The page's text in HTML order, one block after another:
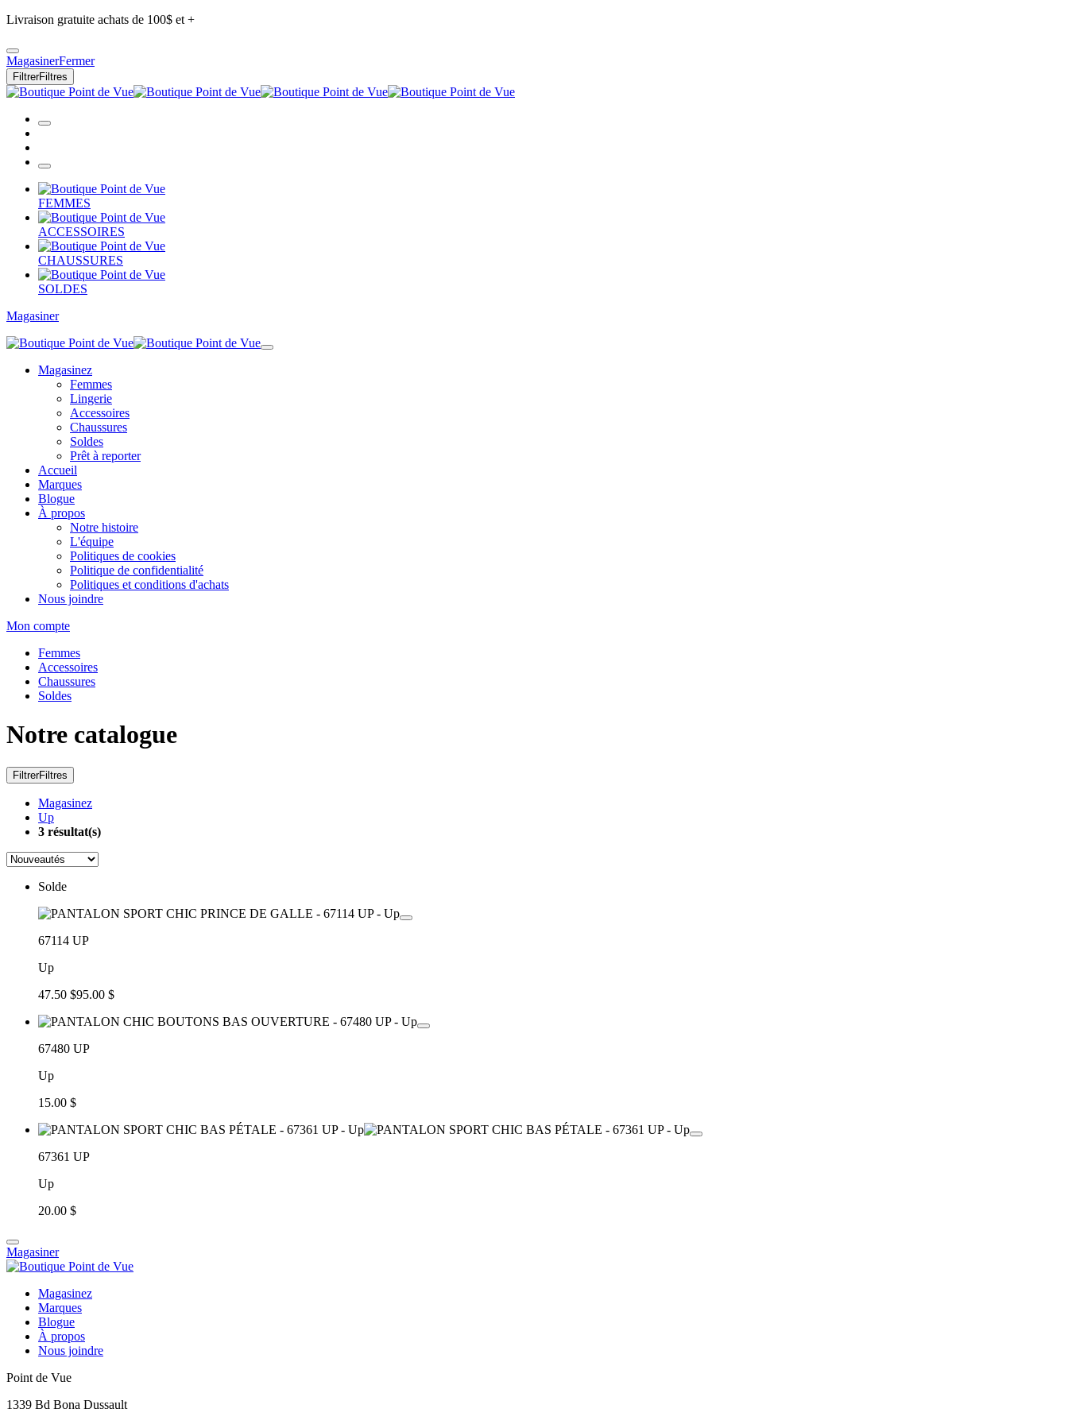
Livraison gratuite achats de 100$ et +
MagasinerFermer
FiltrerFiltres
FEMMES
ACCESSOIRES
CHAUSSURES
SOLDES
Magasiner
Magasinez
Femmes
Lingerie
Accessoires
Chaussures
Soldes
Prêt à reporter
Accueil
Marques
Blogue
À propos
Notre histoire
L'équipe
Politiques de cookies
Politique de confidentialité
Politiques et conditions d'achats
Nous joindre
Mon compte
Femmes
Accessoires
Chaussures
Soldes
Notre catalogue
FiltrerFiltres
Magasinez
Up
3 résultat(s)
Solde
67114 UP
Up
47.50 $95.00 $
67480 UP
Up
15.00 $
67361 UP
Up
20.00 $
Magasiner
Magasinez
Marques
Blogue
À propos
Nous joindre
Point de Vue
1339 Bd Bona Dussault